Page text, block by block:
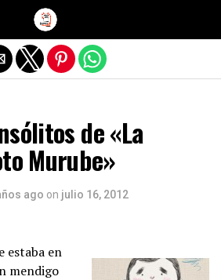
de «La
Murube»
ago on julio 16, 2012
estaba en
mendigo
de la versión móvil